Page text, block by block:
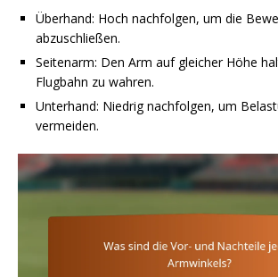
Überhand: Hoch nachfolgen, um die
abzuschließen.
Seitenarm: Den Arm auf gleicher Höhe
Flugbahn zu wahren.
Unterhand: Niedrig nachfolgen, um
vermeiden.